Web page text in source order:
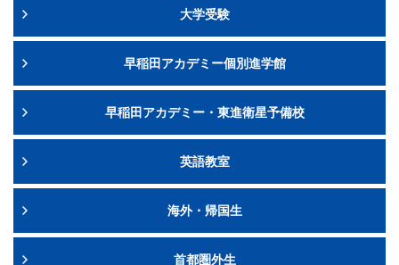
大学受験
早稲田アカデミー個別進学館
早稲田アカデミー・東進衛星予備校
英語教室
海外・帰国生
首都圏外生